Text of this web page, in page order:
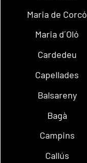
Maria de Corcó
Maria d´Oló
Cardedeu
Capellades
Balsareny
Bagà
Campins
Callús